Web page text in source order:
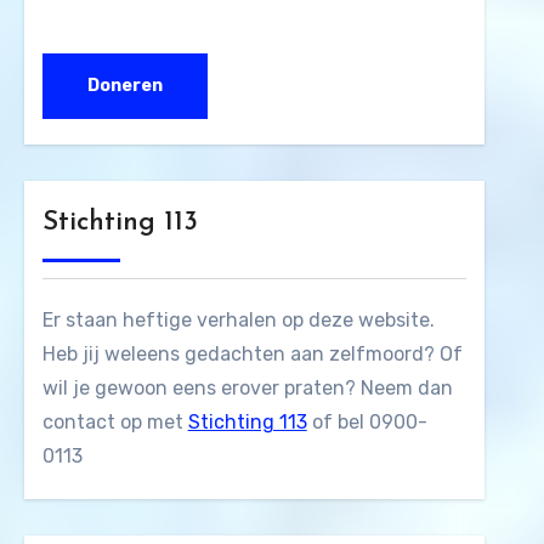
Stichting 113
Er staan heftige verhalen op deze website.
Heb jij weleens gedachten aan zelfmoord? Of
wil je gewoon eens erover praten? Neem dan
contact op met Stichting 113of bel 0900-
0113